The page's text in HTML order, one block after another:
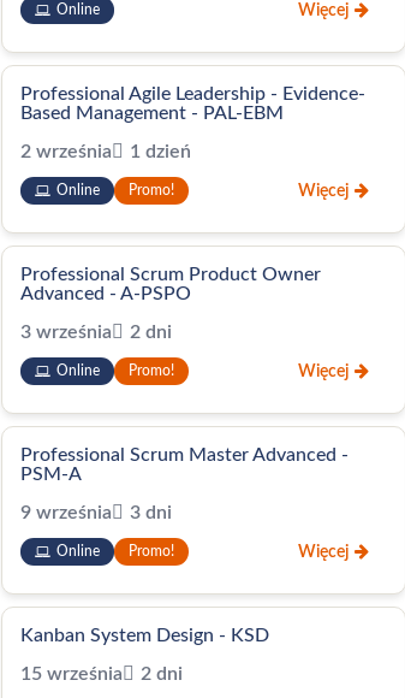
Online Więcej
Professional Agile Leadership - Evidence-
Based Management - PAL-EBM
2 września
1 dzień
Online Promo! Więcej
Professional Scrum Product Owner
Advanced - A-PSPO
3 września
2 dni
Online Promo! Więcej
Professional Scrum Master Advanced -
PSM-A
9 września
3 dni
Online Promo! Więcej
Kanban System Design - KSD
15 września
2 dni